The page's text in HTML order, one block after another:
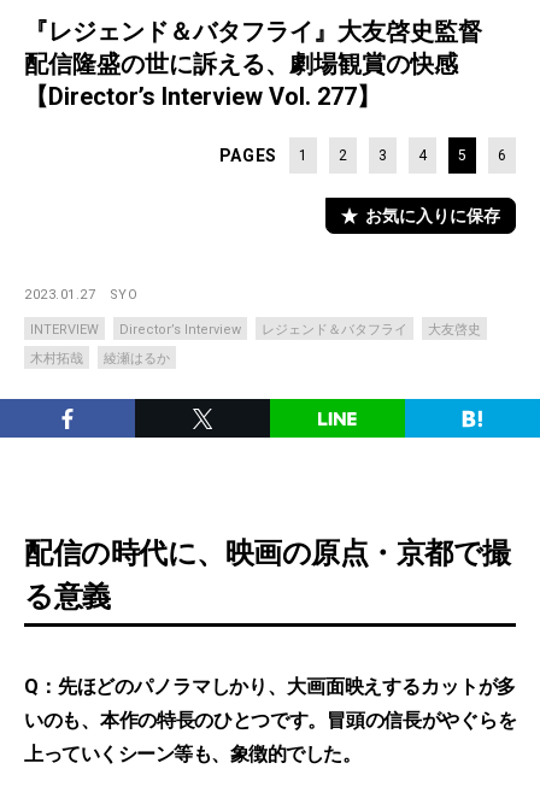
『レジェンド＆バタフライ』大友啓史監督
配信隆盛の世に訴える、劇場観賞の快感
【Director’s Interview Vol. 277】
PAGES 1 2 3 4 5 6
お気に入りに保存
2023.01.27 SYO
INTERVIEW Director’s Interview レジェンド＆バタフライ
大友啓史
木村拓哉
綾瀬はるか
配信の時代に、映画の原点・京都で撮
る意義
Q：先ほどのパノラマしかり、大画面映えするカットが多
いのも、本作の特長のひとつです。冒頭の信長がやぐらを
上っていくシーン等も、象徴的でした。